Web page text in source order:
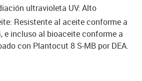
ultravioleta UV: Alto
Resistente al aceite conforme a
e incluso al bioaceite conforme a
con Plantocut 8 S-MB por DEA.